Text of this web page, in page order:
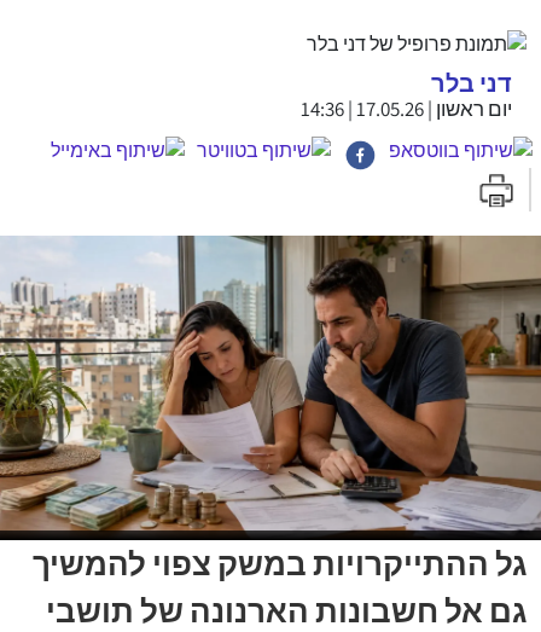
דני בלר
יום ראשון | 17.05.26 | 14:36
גל ההתייקרויות במשק צפוי להמשיך
גם אל חשבונות הארנונה של תושבי